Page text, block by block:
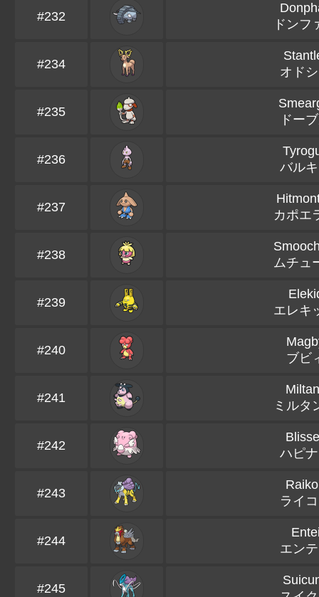
#232
ドンフ
#234
オド
#235
ドー
#236
バル
#237
カポエ
#238
ムチュ
#239
エレキ
#240
ブビ
#241
ミルタ
#242
ハピ
#243
ライ
#244
エン
#245